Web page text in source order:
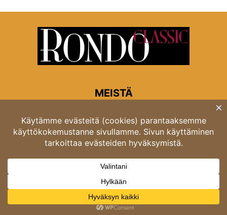
MEISTÄ
Rondon toimitus
Opastinsilta 6A 00520 Helsinki
Asiakaspalvelu: puh. 03 4246 5318
asiakaspalvelu@rondo.fi
Ota meihin yhteyttä:toimitus@rondo.fi
© Classicus Oy 2026 ver 2.4